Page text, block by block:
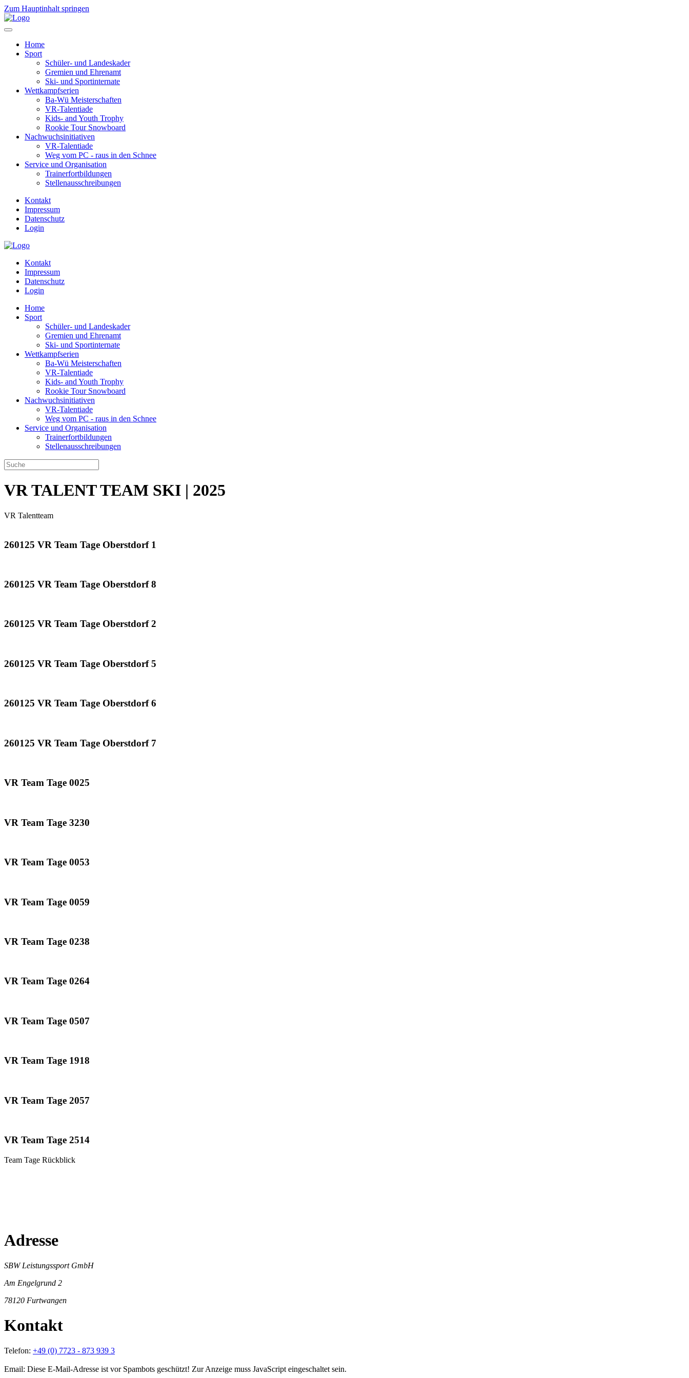
Zum Hauptinhalt springen
Home
Sport
Schüler- und Landeskader
Gremien und Ehrenamt
Ski- und Sportinternate
Wettkampfserien
Ba-Wü Meisterschaften
VR-Talentiade
Kids- and Youth Trophy
Rookie Tour Snowboard
Nachwuchsinitiativen
VR-Talentiade
Weg vom PC - raus in den Schnee
Service und Organisation
Trainerfortbildungen
Stellenausschreibungen
Kontakt
Impressum
Datenschutz
Login
Kontakt
Impressum
Datenschutz
Login
Home
Sport
Schüler- und Landeskader
Gremien und Ehrenamt
Ski- und Sportinternate
Wettkampfserien
Ba-Wü Meisterschaften
VR-Talentiade
Kids- and Youth Trophy
Rookie Tour Snowboard
Nachwuchsinitiativen
VR-Talentiade
Weg vom PC - raus in den Schnee
Service und Organisation
Trainerfortbildungen
Stellenausschreibungen
VR TALENT TEAM SKI | 2025
VR Talentteam
260125 VR Team Tage Oberstdorf 1
260125 VR Team Tage Oberstdorf 8
260125 VR Team Tage Oberstdorf 2
260125 VR Team Tage Oberstdorf 5
260125 VR Team Tage Oberstdorf 6
260125 VR Team Tage Oberstdorf 7
VR Team Tage 0025
VR Team Tage 3230
VR Team Tage 0053
VR Team Tage 0059
VR Team Tage 0238
VR Team Tage 0264
VR Team Tage 0507
VR Team Tage 1918
VR Team Tage 2057
VR Team Tage 2514
Team Tage Rückblick
Adresse
SBW Leistungssport GmbH
Am Engelgrund 2
78120 Furtwangen
Kontakt
Telefon: +49 (0) 7723 - 873 939 3
Email: Diese E-Mail-Adresse ist vor Spambots geschützt! Zur Anzeige muss JavaScript eingeschaltet sein.